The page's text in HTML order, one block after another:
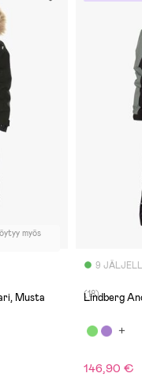
myös
Musta
9
(18)
Lindberg
146,90 €